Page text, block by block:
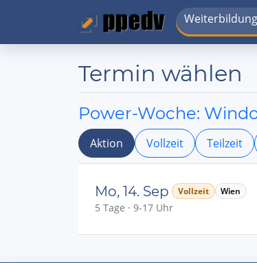
Weiterbildung
Termin wählen
Power-Woche:
Aktion Vollzeit Teilzeit
Mo, 14. Sep Vollzeit Wien
5 Tage · 9-17 Uhr